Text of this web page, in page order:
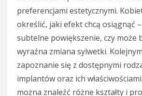
preferencjami estetycznymi.
określić, jaki efekt chcą osiągnąć
subtelne powiększenie, czy może
wyraźna zmiana sylwetki.
zapoznanie się z dostępnymi
implantów oraz ich
można znaleźć różne kształty i